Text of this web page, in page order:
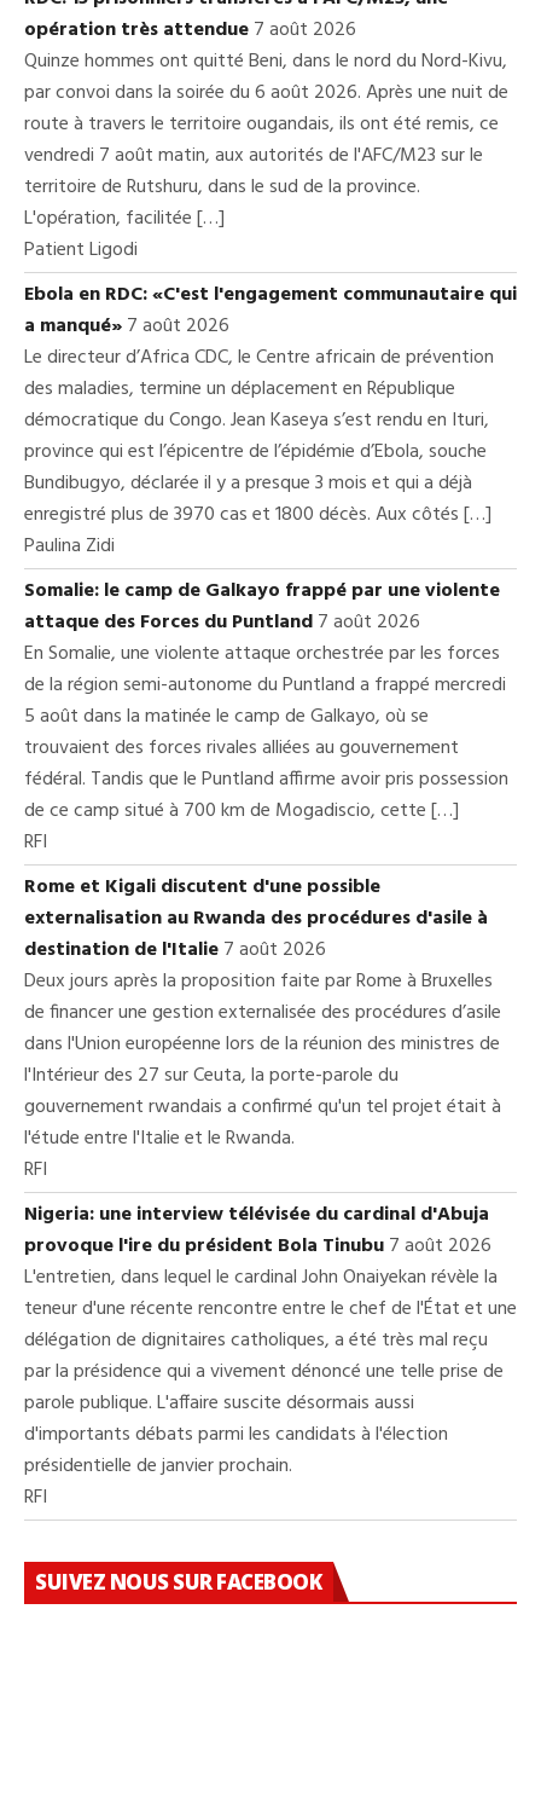
opération très attendue7 août 2026
Quinze hommes ont quitté Beni, dans le nord du Nord-Kivu,
par convoi dans la soirée du 6 août 2026. Après une nuit de
route à travers le territoire ougandais, ils ont été remis, ce
vendredi 7 août matin, aux autorités de l'AFC/M23 sur le
territoire de Rutshuru, dans le sud de la province.
L'opération, facilitée […]
Patient Ligodi
Ebola en RDC: «C'est l'engagement communautaire qui
a manqué»7 août 2026
Le directeur d’Africa CDC, le Centre africain de prévention
des maladies, termine un déplacement en République
démocratique du Congo. Jean Kaseya s’est rendu en Ituri,
province qui est l’épicentre de l’épidémie d’Ebola, souche
Bundibugyo, déclarée il y a presque 3 mois et qui a déjà
enregistré plus de 3970 cas et 1800 décès. Aux côtés […]
Paulina Zidi
Somalie: le camp de Galkayo frappé par une violente
attaque des Forces du Puntland7 août 2026
En Somalie, une violente attaque orchestrée par les forces
de la région semi-autonome du Puntland a frappé mercredi
5 août dans la matinée le camp de Galkayo, où se
trouvaient des forces rivales alliées au gouvernement
fédéral. Tandis que le Puntland affirme avoir pris possession
de ce camp situé à 700 km de Mogadiscio, cette […]
RFI
Rome et Kigali discutent d'une possible
externalisation au Rwanda des procédures d'asile à
destination de l'Italie7 août 2026
Deux jours après la proposition faite par Rome à Bruxelles
de financer une gestion externalisée des procédures d’asile
dans l'Union européenne lors de la réunion des ministres de
l'Intérieur des 27 sur Ceuta, la porte-parole du
gouvernement rwandais a confirmé qu'un tel projet était à
l'étude entre l'Italie et le Rwanda.
RFI
Nigeria: une interview télévisée du cardinal d'Abuja
provoque l'ire du président Bola Tinubu7 août 2026
L'entretien, dans lequel le cardinal John Onaiyekan révèle la
teneur d'une récente rencontre entre le chef de l'État et une
délégation de dignitaires catholiques, a été très mal reçu
par la présidence qui a vivement dénoncé une telle prise de
parole publique. L'affaire suscite désormais aussi
d'importants débats parmi les candidats à l'élection
présidentielle de janvier prochain.
RFI
SUIVEZ NOUS SUR FACEBOOK